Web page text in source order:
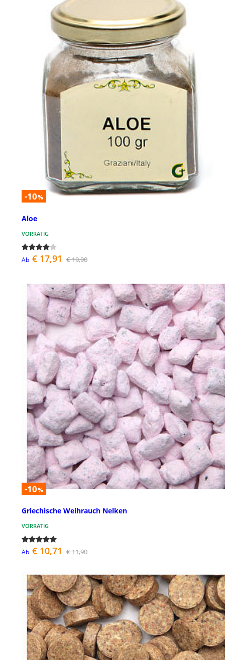
-10%
Aloe
VORRÄTIG
Ab € 17,91 € 19,90
-10%
Griechische Weihrauch Nelken
VORRÄTIG
Ab € 10,71 € 11,90